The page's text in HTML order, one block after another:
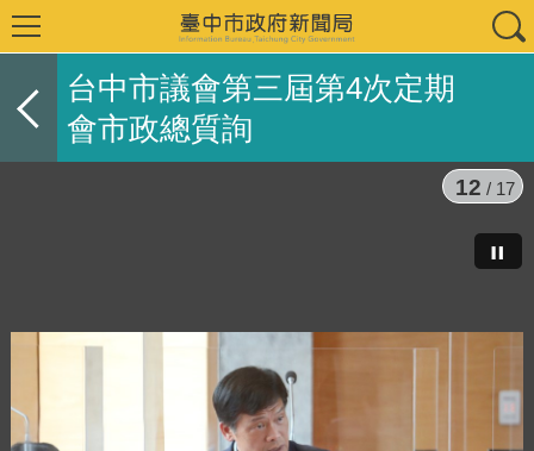
台中市議會第三屆第4次定期
會市政總質詢
12 / 17